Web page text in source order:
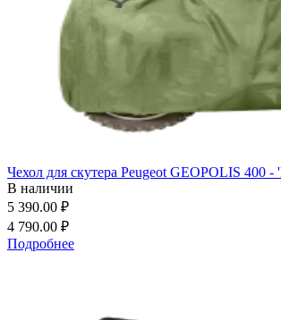
Чехол для скутера Peugeot GEOPOLIS 400
В наличии
5 390.00 ₽
4 790.00 ₽
Подробнее